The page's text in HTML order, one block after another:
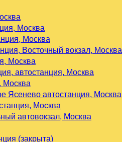
Москва
Москва
Восточный вокзал, Москва
Москва
автостанция, Москва
Москва
Ясенево автостанция, Москва
Москва
автовокзал, Москва
(закрыта)